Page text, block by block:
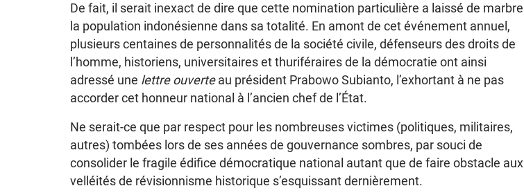
De fait, il serait inexact de dire que cette nomination particulière a laissé de marbre
la population indonésienne dans sa totalité. En amont de cet événement annuel,
plusieurs centaines de personnalités de la société civile, défenseurs des droits de
l’homme, historiens, universitaires et thuriféraires de la démocratie ont ainsi
adressé une lettre ouverteau président Prabowo Subianto, l’exhortant à ne pas
accorder cet honneur national à l’ancien chef de l’État.
Ne serait-ce que par respect pour les nombreuses victimes (politiques, militaires,
autres) tombées lors de ses années de gouvernance sombres, par souci de
consolider le fragile édifice démocratique national autant que de faire obstacle aux
velléités de révisionnisme historique s’esquissant dernièrement.